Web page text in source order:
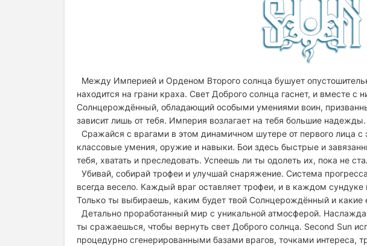
Между Империей и Орденом Второго солнца бушует
находится на грани краха. Свет Доброго солнца гаснет, и вместе
Солнцерождённый, обладающий особыми умениями воин,
зависит лишь от тебя. Империя возлагает на тебя большие надежды.
Сражайся с врагами в этом динамичном шутере от первого лица
классовые умения, оружие и навыки. Бои здесь быстрые и
тебя, хватать и преследовать. Успеешь ли ты одолеть их, пока не
Убивай, собирай трофеи и улучшай снаряжение. Система
всегда весело. Каждый враг оставляет трофеи, и в каждом
Только ты выбираешь, каким будет твой Солнцерождённый и какие
Детально проработанный мир с уникальной атмосферой.
ты сражаешься, чтобы вернуть свет Доброго солнца. Second Sun
процедурно сгенерированными базами врагов, точками